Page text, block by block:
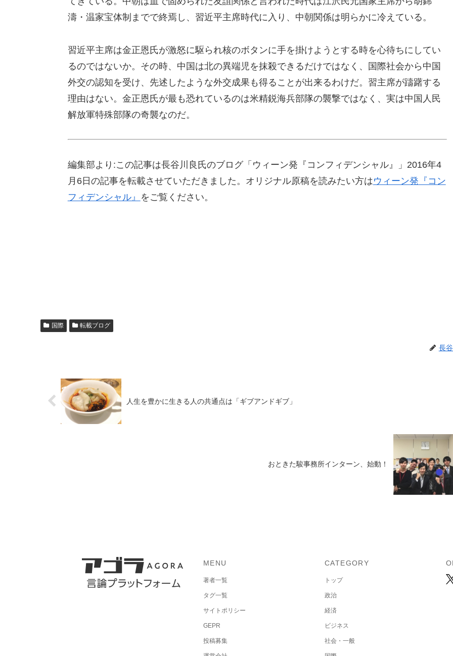
濤・温家宝体制までで終焉し、習近平主席時代に入り、中朝関係は明らかに冷えている。
習近平主席は金正恩氏が激怒に駆られ核のボタンに手を掛けようとする時を心待ちにしてい
るのではないか。その時、中国は北の異端児を抹殺できるだけではなく、国際社会から中国
外交の認知を受け、先述したような外交成果も得ることが出来るわけだ。習主席が躊躇する
理由はない。金正恩氏が最も恐れているのは米精鋭海兵部隊の襲撃ではなく、実は中国人民
解放軍特殊部隊の奇襲なのだ。
編集部より:この記事は長谷川良氏のブログ「ウィーン発『コンフィデンシャル』」2016年4
月6日の記事を転載させていただきました。オリジナル原稿を読みたい方はウィーン発『コン
フィデンシャル』
をご覧ください。
国際 転載ブログ
長
人生を豊かに生きる人の共通点は「ギブアンドギブ」
おときた駿事務所インターン、始動！
MENU
著者一覧
タグ一覧
サイトポリシー
GEPR
投稿募集
CATEGORY
トップ
政治
経済
ビジネス
社会・一般